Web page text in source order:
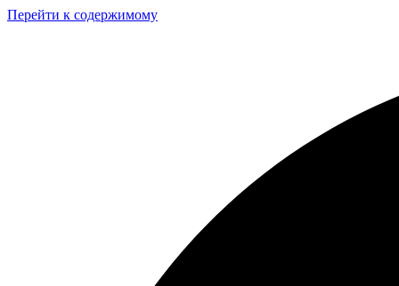
Перейти к содержимому